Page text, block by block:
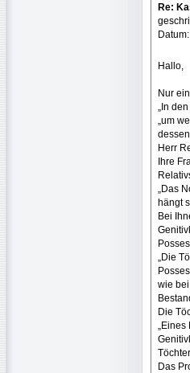
Re:
Hallo,
Nur
„In
„um
Herr
Ihre
„Das
hängt
Bei
„Die
wie
Die
Das